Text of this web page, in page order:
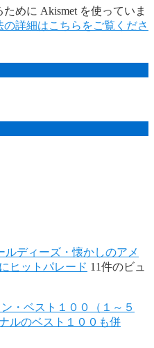
めに Akismet を使っていま
詳細はこちらをご覧くださ
ルディーズ・懐かしのアメ
ヒットパレード 11件のビュ
・ベスト１００（１～５
ルのベスト１００も併